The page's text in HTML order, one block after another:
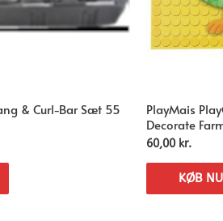
& Curl-Bar Sæt 55
PlayMais
Decorate
60,00 kr.
KØB NU